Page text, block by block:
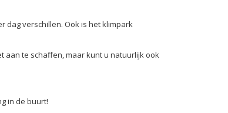
dag verschillen. Ook is het klimpark
aan te schaffen, maar kunt u natuurlijk ook
in de buurt!